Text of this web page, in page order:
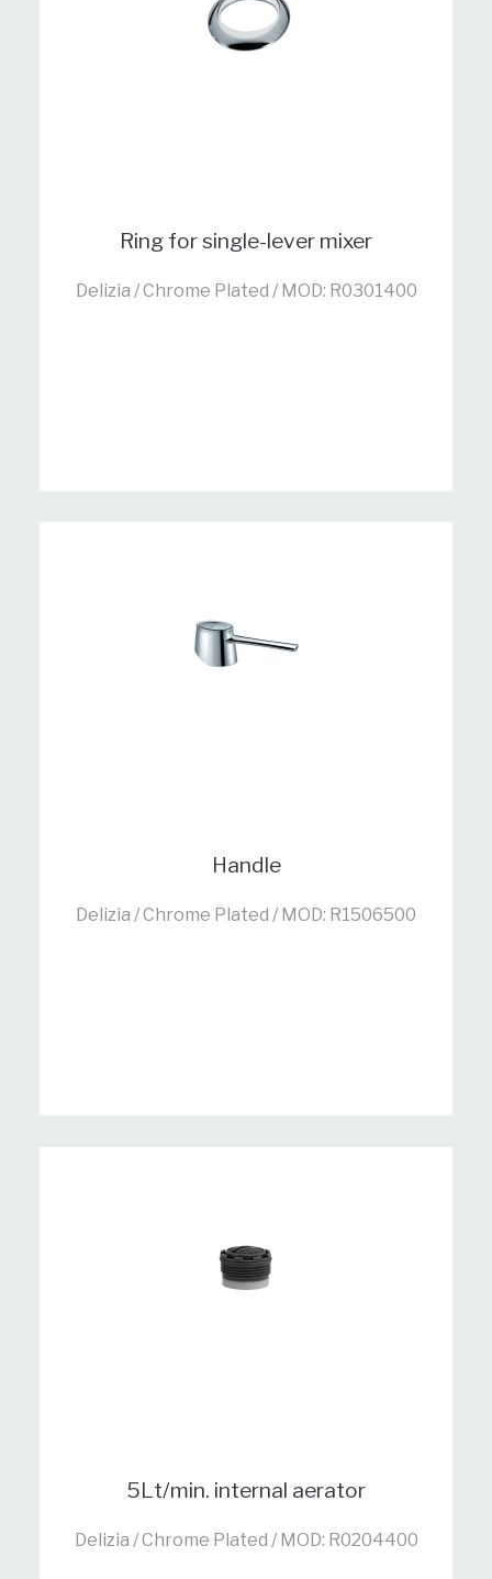
Ring for single-lever mixer
Delizia / Chrome Plated / MOD: R0301400
Handle
Delizia / Chrome Plated / MOD: R1506500
5Lt/min. internal aerator
Delizia / Chrome Plated / MOD: R0204400